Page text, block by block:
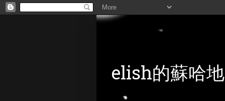
elish的蘇哈地